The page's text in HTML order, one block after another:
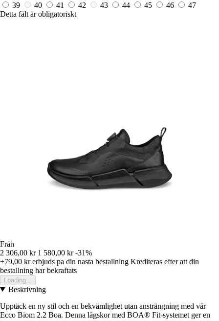
39 40 41 42 43 44 45 46
47
Detta fält är obligatoriskt
Från
2 306,00 kr 1 580,00 kr -31%
+79,00 krerbjuds pa din nasta bestallning Krediteras efter att din
bestallning har bekraftats
Loading...
Beskrivning
Upptäck en ny stil och en bekvämlighet utan ansträngning med vår
Ecco Biom 2.2 Boa. Denna lågskor med BOA® Fit-systemet ger en